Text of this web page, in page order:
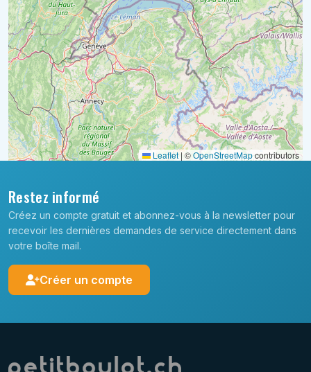
Leaflet | ©OpenStreetMapcontributors
Restez informé
Créez un compte gratuit et abonnez-vous à la newsletter pour
recevoir les dernières demandes de service directement dans
votre boîte mail.
Créer un compte